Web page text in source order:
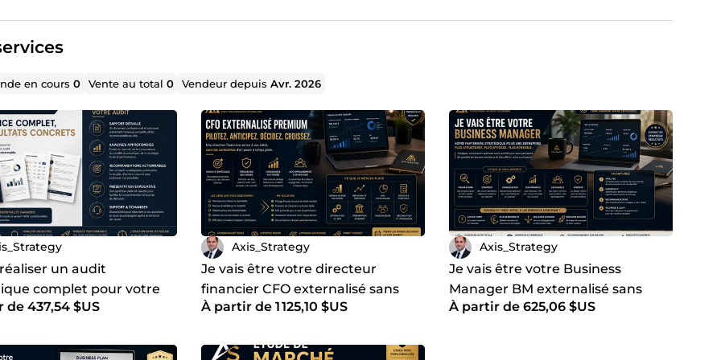
en cours0 Vente au total0 Vendeur depuisAvr. 2026
un audit
complet pour votre
de 437,54 $US
Axis_Strategy
Je vais être votre directeur
financier CFO externalisé sans
embauche
À partir de 1 125,10 $US
Axis_Strategy
Je vais être votre Business
Manager BM externalisé sans
embauche
À partir de 625,06 $US